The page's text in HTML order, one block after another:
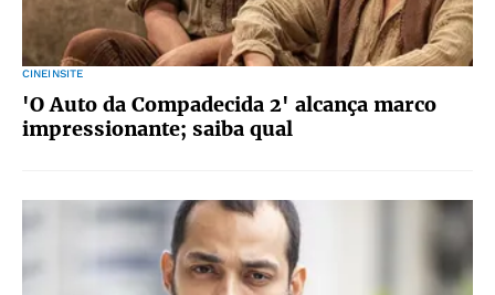
CINEINSITE
'O Auto da Compadecida 2' alcança marco
impressionante; saiba qual